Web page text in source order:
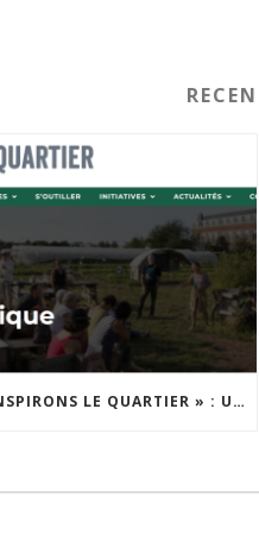
« INSPIRONS LE QUARTIER » : UN NOUVEL APPEL À PROJETS EST LANCÉ !